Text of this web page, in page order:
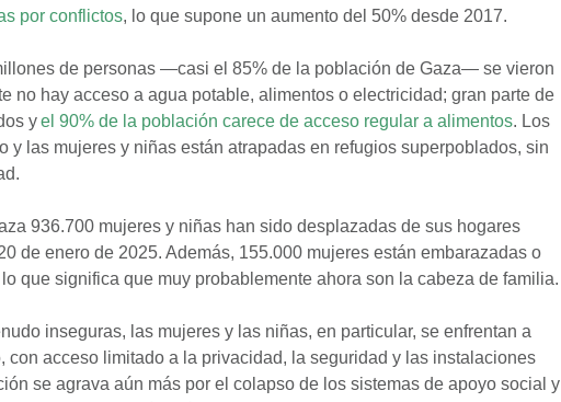
por conflictos, lo que supone un aumento del 50% desde 2017.
de personas —casi el 85% de la población de Gaza— se vieron
no hay acceso a agua potable, alimentos o electricidad; gran parte de
yel 90% de la población carece de acceso regular a alimentos. Los
y las mujeres y niñas están atrapadas en refugios superpoblados, sin
936.700 mujeres y niñas han sido desplazadas de sus hogares
de enero de 2025. Además, 155.000 mujeres están embarazadas o
que significa que muy probablemente ahora son la cabeza de familia.
inseguras, las mujeres y las niñas, en particular, se enfrentan a
con acceso limitado a la privacidad, la seguridad y las instalaciones
se agrava aún más por el colapso de los sistemas de apoyo social y